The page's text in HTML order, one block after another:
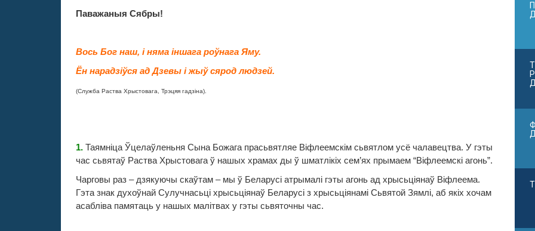
Паважаныя Сябры!
Вось Бог наш, і няма іншага роўнага Яму.
Ён нарадзіўся ад Дзевы і жыў сярод людзей.
(Служба Раства Хрыстовага, Трэцяя гадзіна).
1. Таямніца Ўцелаўленьня Сына Божага прасьвятляе Віфлеемскім сьвятлом усё чалавецтва. У гэты
час сьвятаў Раства Хрыстовага ў нашых храмах ды ў шматлікіх сем’ях прымаем “Віфлеемскі агонь”.
Чарговы раз – дзякуючы скаўтам – мы ў Беларусі атрымалі гэты агонь ад хрысьціянаў Віфлеема.
Гэта знак духоўнай Сулучнасьці хрысьціянаў Беларусі з хрысьціянамі Сьвятой Зямлі, аб якіх хочам
асабліва памятаць у нашых малітвах у гэты сьвяточны час.